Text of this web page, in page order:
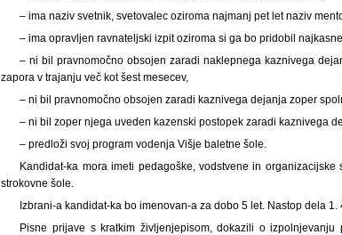
– ima naziv svetnik, svetovalec oziroma najmanj pet let naziv
– ima opravljen ravnateljski izpit oziroma si ga bo pridobil
– ni bil pravnomočno obsojen zaradi naklepnega kaznivega
zapora v trajanju več kot šest mesecev,
– ni bil pravnomočno obsojen zaradi kaznivega dejanja zoper
– ni bil zoper njega uveden kazenski postopek zaradi kaznivega
– predloži svoj program vodenja Višje baletne šole.
Kandidat-ka mora imeti pedagoške, vodstvene in
strokovne šole.
Izbrani-a kandidat-ka bo imenovan-a za dobo 5 let. Nastop dela 1.
Pisne prijave s kratkim življenjepisom, dokazili o